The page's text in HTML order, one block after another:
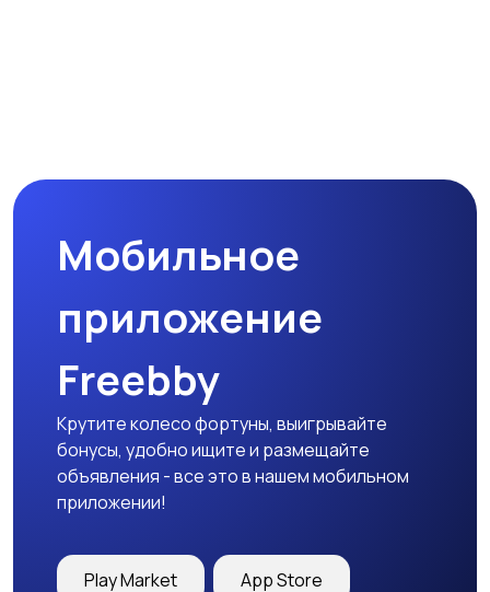
Мобильное
приложение
Freebby
Крутите колесо фортуны, выигрывайте
бонусы, удобно ищите и размещайте
объявления - все это в нашем мобильном
приложении!
Play Market App Store